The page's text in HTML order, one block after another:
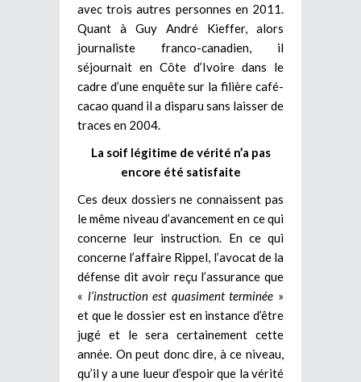
avec trois autres personnes en 2011.
Quant à Guy André Kieffer, alors
journaliste franco-canadien, il
séjournait en Côte d’Ivoire dans le
cadre d’une enquête sur la filière café-
cacao quand il a disparu sans laisser de
traces en 2004.
La soif légitime de vérité n’a pas
encore été satisfaite
Ces deux dossiers ne connaissent pas
le même niveau d’avancement en ce qui
concerne leur instruction. En ce qui
concerne l’affaire Rippel, l’avocat de la
défense dit avoir reçu l’assurance que
« l’instruction est quasiment terminée »
et que le dossier est en instance d’être
jugé et le sera certainement cette
année. On peut donc dire, à ce niveau,
qu’il y a une lueur d’espoir que la vérité